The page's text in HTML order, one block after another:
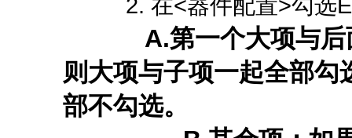
A.第一个大项与
则大项与子项一起全部
部不勾选。